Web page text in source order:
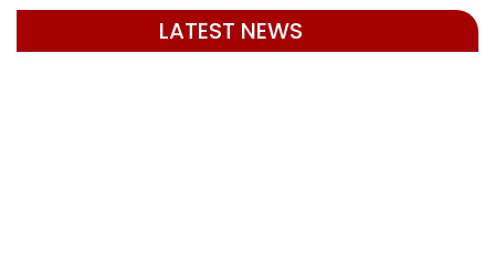
LATEST NEWS